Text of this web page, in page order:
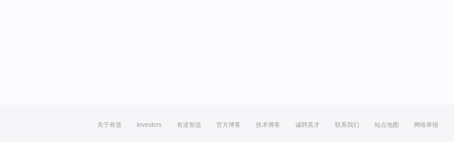
关于有道 Investors 有道智选 官方博客 技术博客 诚聘英才 联系我们 站点地图 网络举报